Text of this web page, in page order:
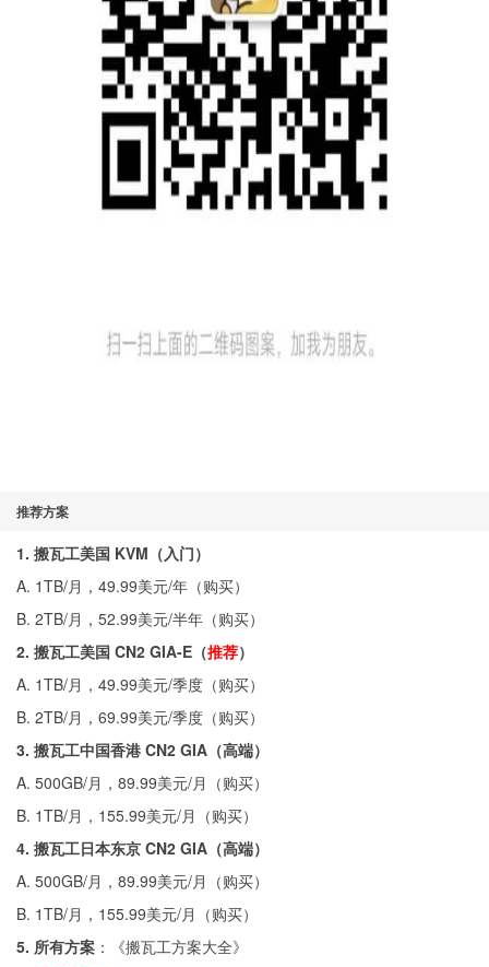
推荐方案
1. 搬瓦工美国 KVM（入门）
A. 1TB/月，49.99美元/年（购买）
B. 2TB/月，52.99美元/半年（购买）
2. 搬瓦工美国 CN2 GIA-E（推荐）
A. 1TB/月，49.99美元/季度（购买）
B. 2TB/月，69.99美元/季度（购买）
3. 搬瓦工中国香港 CN2 GIA（高端）
A. 500GB/月，89.99美元/月（购买）
B. 1TB/月，155.99美元/月（购买）
4. 搬瓦工日本东京 CN2 GIA（高端）
A. 500GB/月，89.99美元/月（购买）
B. 1TB/月，155.99美元/月（购买）
5. 所有方案 ：《搬瓦工方案大全》